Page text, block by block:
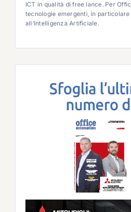
ICT in qualità di free lance. Per
tecnologie emergenti, in
all’Intelligenza Artificiale.